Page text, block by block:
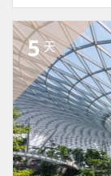
5 天